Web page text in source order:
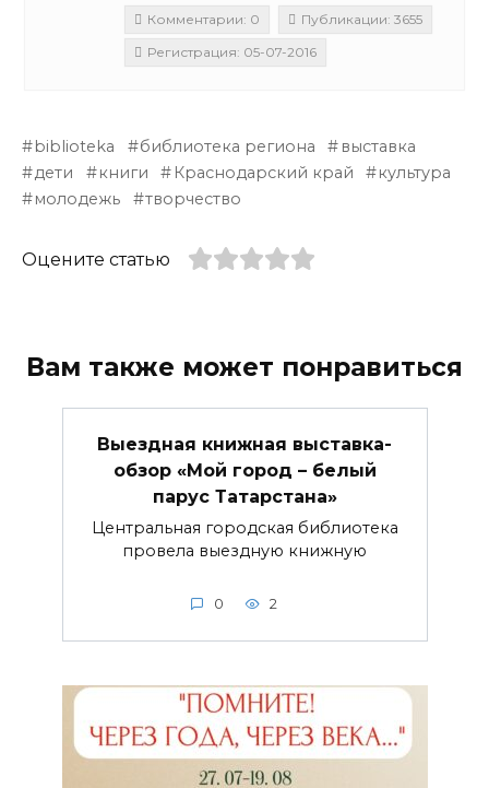
Комментарии: 0
Публикации: 3655
Регистрация: 05-07-2016
biblioteka библиотека региона
выставка
дети
книги Краснодарский край
культура
молодежь
творчество
Оцените статью
Вам также может понравиться
Выездная книжная выставка-
обзор «Мой город – белый
парус Татарстана»
Центральная городская библиотека
провела выездную книжную
0 2